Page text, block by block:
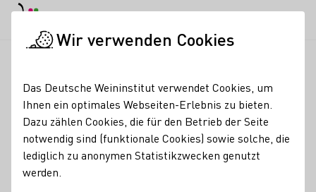
Weingut Bernard Pawis
GbR
Kontakt
Wir verwenden Cookies
Das Deutsche Weininstitut verwendet Cookies, um
Ihnen ein optimales Webseiten-Erlebnis zu bieten.
Dazu zählen Cookies, die für den Betrieb der Seite
notwendig sind (funktionale Cookies) sowie solche, die
lediglich zu anonymen Statistikzwecken genutzt
werden.